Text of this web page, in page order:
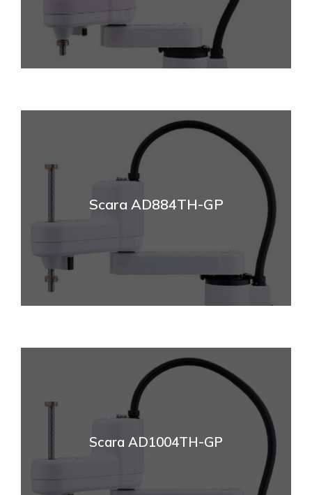
Scara AD884TH-GP
Scara AD1004TH-GP